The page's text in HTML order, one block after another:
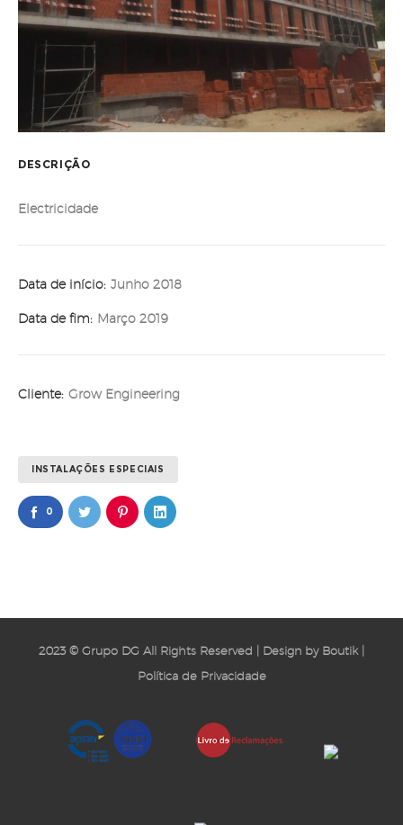
DESCRIÇÃO
Electricidade
Data de início: Junho 2018
Data de fim: Março 2019
Cliente: Grow Engineering
INSTALAÇÕES ESPECIAIS
0
2023 © Grupo DG All Rights Reserved | Design by Boutik|
Política de Privacidade